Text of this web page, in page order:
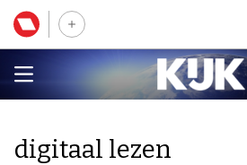
digitaal lezen